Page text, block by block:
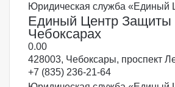
Юридическая служба «Единый
Единый Центр Защиты
Чебоксарах
0.00
428003, Чебоксары, проспект
+7 (835) 236-21-64